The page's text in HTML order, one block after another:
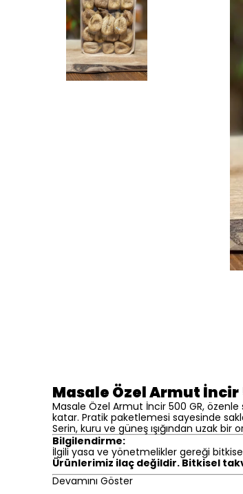
Masale Özel Armut İncir
Masale Özel Armut İncir 500 GR, özenle
katar. Pratik paketlemesi sayesinde
Serin, kuru ve güneş ışığından uzak
Bilgilendirme:
İlgili yasa ve yönetmelikler gereği
Ürünlerimiz ilaç değildir. Bitkisel
Devamını Göster